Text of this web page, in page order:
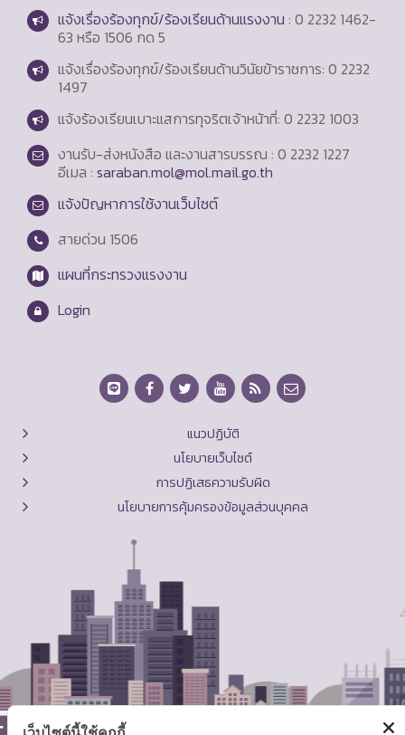
แจ้งเรื่องร้องทุกข์/ร้องเรียนด้านแรงงาน : 0 2232 1462-
63 หรือ 1506 กด 5
แจ้งเรื่องร้องทุกข์/ร้องเรียนด้านวินัยข้าราชการ: 0 2232
1497
แจ้งร้องเรียนเบาะแสการทุจริตเจ้าหน้าที่: 0 2232 1003
งานรับ-ส่งหนังสือ และงานสารบรรณ : 0 2232 1227
อีเมล : saraban.mol@mol.mail.go.th
แจ้งปัญหาการใช้งานเว็บไซต์
สายด่วน 1506
แผนที่กระทรวงแรงงาน
Login
แนวปฏิบัติ
นโยบายเว็บไซต์
การปฏิเสธความรับผิด
นโยบายการคุ้มครองข้อมูลส่วนบุคคล